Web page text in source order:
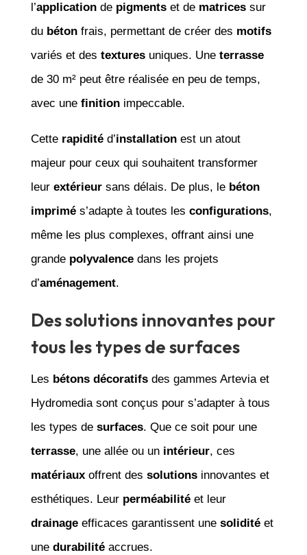
l’applicationde pigmentset de matricessur
du bétonfrais, permettant de créer des motifs
variés et des texturesuniques. Une terrasse
de 30 m² peut être réalisée en peu de temps,
avec une finitionimpeccable.
Cette rapiditéd’installationest un atout
majeur pour ceux qui souhaitent transformer
leur extérieursans délais. De plus, le béton
imprimés’adapte à toutes les configurations,
même les plus complexes, offrant ainsi une
grande polyvalencedans les projets
d’aménagement.
Des solutions innovantes pour
tous les types de surfaces
Les bétons décoratifsdes gammes Artevia et
Hydromedia sont conçus pour s’adapter à tous
les types de surfaces. Que ce soit pour une
terrasse, une allée ou un intérieur, ces
matériauxoffrent des solutionsinnovantes et
esthétiques. Leur perméabilitéet leur
drainageefficaces garantissent une soliditéet
une durabilitéaccrues.